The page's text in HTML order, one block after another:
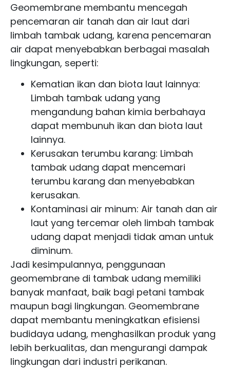
Geomembrane membantu mencegah
pencemaran air tanah dan air laut dari
limbah tambak udang, karena pencemaran
air dapat menyebabkan berbagai masalah
lingkungan, seperti:
Kematian ikan dan biota laut lainnya:
Limbah tambak udang yang
mengandung bahan kimia berbahaya
dapat membunuh ikan dan biota laut
lainnya.
Kerusakan terumbu karang: Limbah
tambak udang dapat mencemari
terumbu karang dan menyebabkan
kerusakan.
Kontaminasi air minum: Air tanah dan air
laut yang tercemar oleh limbah tambak
udang dapat menjadi tidak aman untuk
diminum.
Jadi kesimpulannya, penggunaan
geomembrane di tambak udang memiliki
banyak manfaat, baik bagi petani tambak
maupun bagi lingkungan. Geomembrane
dapat membantu meningkatkan efisiensi
budidaya udang, menghasilkan produk yang
lebih berkualitas, dan mengurangi dampak
lingkungan dari industri perikanan.